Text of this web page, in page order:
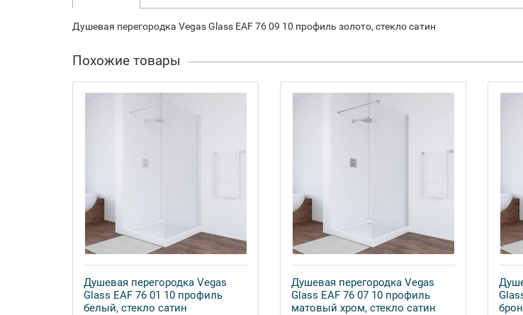
Душевая перегородка Vegas Glass EAF 76 09 10 профиль золото, стекло сатин
Похожие товары
Душевая перегородка Vegas
Glass EAF 76 01 10 профиль
белый, стекло сатин
Душевая перегородка Vegas
Glass EAF 76 07 10 профиль
матовый хром, стекло сатин